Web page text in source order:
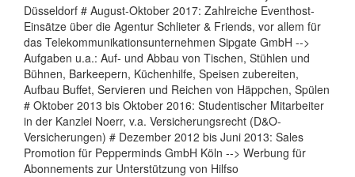
Düsseldorf # August-Oktober 2017: Zahlreiche Eventhost-
Einsätze über die Agentur Schlieter & Friends, vor allem für
das Telekommunikationsunternehmen Sipgate GmbH -->
Aufgaben u.a.: Auf- und Abbau von Tischen, Stühlen und
Bühnen, Barkeepern, Küchenhilfe, Speisen zubereiten,
Aufbau Buffet, Servieren und Reichen von Häppchen, Spülen
# Oktober 2013 bis Oktober 2016: Studentischer Mitarbeiter
in der Kanzlei Noerr, v.a. Versicherungsrecht (D&O-
Versicherungen) # Dezember 2012 bis Juni 2013: Sales
Promotion für Pepperminds GmbH Köln --> Werbung für
Abonnements zur Unterstützung von Hilfso